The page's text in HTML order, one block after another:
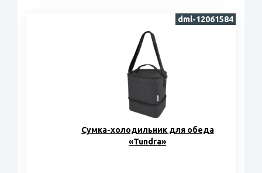
Сумка-холодильник для обеда
«Tundra»
dml-12061584